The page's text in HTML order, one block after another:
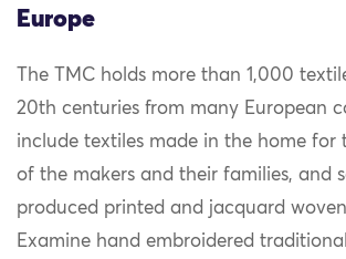
Europe
The TMC holds more than 1,000
20th centuries from many European
include textiles made in the home for
of the makers and their families, and
produced printed and jacquard
Examine hand embroidered